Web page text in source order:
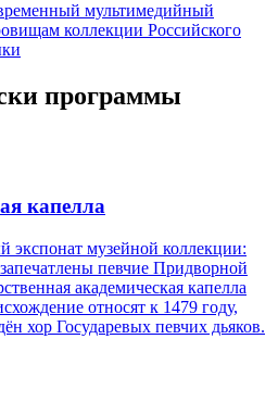
мультимедийный
коллекции Российского
программы
капелла
музейной коллекции:
певчие Придворной
академическая капелла
относят к 1479 году,
хор Государевых певчих дьяков.